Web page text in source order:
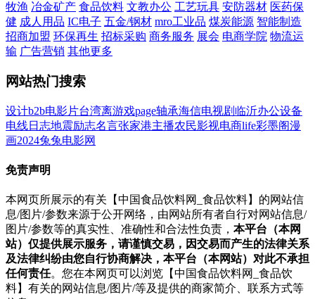
牧渔 冶金矿产 食品饮料 文教办公 工艺玩具 安防器材 医药保
健 成人用品 IC电子 五金/钢材 mro工业品 煤炭能源 智能制造
招商加盟 环保再生 招标采购 商务服务 展会 电商学院 物流运
输 广告营销 其他更多
网站热门搜索
设计b2b电影片台湾离游戏page轴承海信电视剧 临沂办公设备
电线日志地震励志名言张家港主播农民影视电商life彩墨阁漫
画2024兔兔电影网
免责声明
本网页所展示的有关【中国食品饮料网_食品饮料】的网站信
息/图片/参数来源于公开网络，由网站所有者自行对网站信息/
图片/参数等的真实性、准确性和合法性负责， 本平台（本网
站）仅提供展示服务，请谨慎交易，因交易而产生的法律关系
及法律纠纷由您自行协商解决，本平台（本网站）对此不承担
任何责任。您在本网页可以浏览【中国食品饮料网_食品饮
料】有关的网站信息/图片/等及提供的商家简介、联系方式等